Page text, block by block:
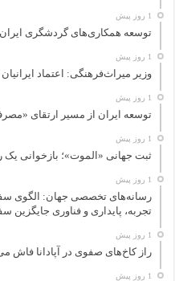
1 روز پیش
توسعه همکاری‌های گردشگری
1 روز پیش
وزیر میراث‌فرهنگی: اعتماد
1 روز پیش
توسعه ایران از مسیر ارتقای
1 روز پیش
ثبت جهانی «الموت»؛ بازخوانی یک
1 روز پیش
تجربه، پایداری و فناوری
1 روز پیش
راز کاخ‌های صفوی در آپادانا فاش
1 روز پیش